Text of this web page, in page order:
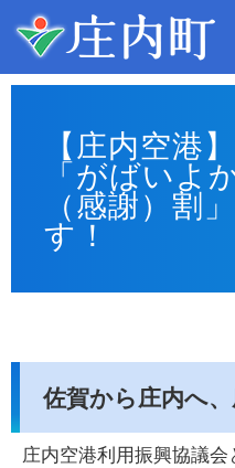
このペー
【庄内空港
「がばいよ
（感謝）割
す！
佐賀から庄内へ
庄内空港利用振興協議